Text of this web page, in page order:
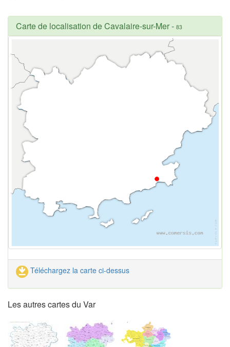
Carte de localisation de Cavalaire-sur-Mer- 83
Téléchargez la carte ci-dessus
Les autres cartes du Var